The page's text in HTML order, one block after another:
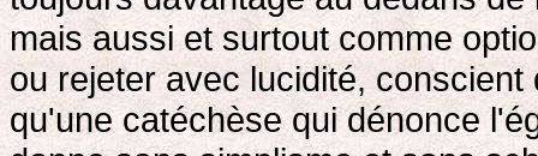
mais aussi et surtout comme
ou rejeter avec lucidité,
qu'une catéchèse qui dénonce